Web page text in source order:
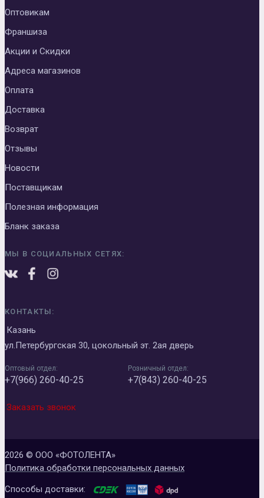
Оптовикам
Франшиза
Акции и Скидки
Адреса магазинов
Оплата
Доставка
Возврат
Отзывы
Новости
Поставщикам
Полезная информация
Бланк заказа
МЫ В СОЦИАЛЬНЫХ СЕТЯХ:
КОНТАКТЫ:
Казань
ул.Петербургская 30, цокольный эт. 2ая дверь
Оптовый отдел:
+7(966) 260-40-25
Розничный отдел:
+7(843) 260-40-25
Заказать звонок
2026 © ООО «ФОТОЛЕНТА»
Политика обработки персональных данных
Способы доставки: